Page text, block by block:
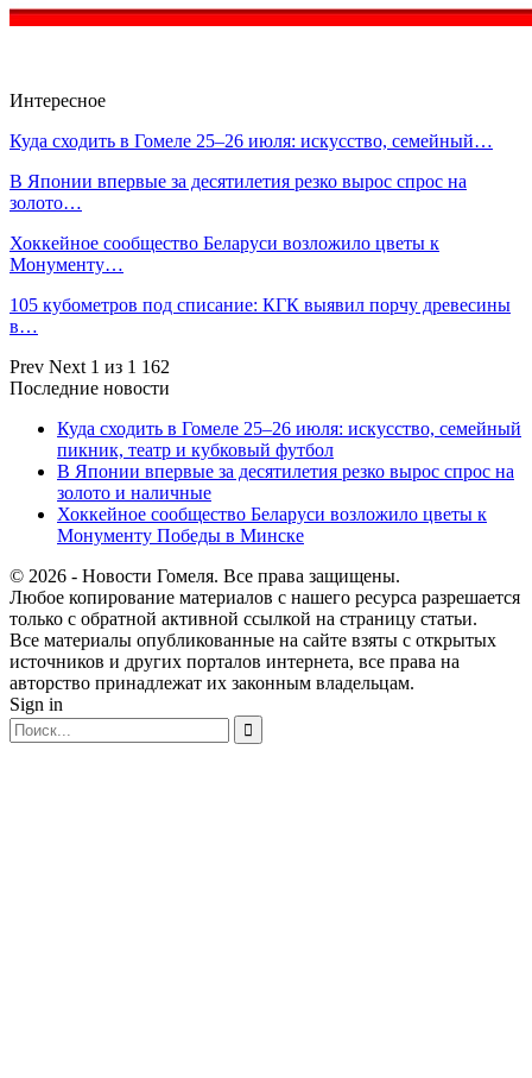
Интересное
Куда сходить в Гомеле 25–26 июля: искусство, семейный…
В Японии впервые за десятилетия резко вырос спрос на
золото…
Хоккейное сообщество Беларуси возложило цветы к
Монументу…
105 кубометров под списание: КГК выявил порчу древесины
в…
Prev Next 1 из 1 162
Последние новости
Куда сходить в Гомеле 25–26 июля: искусство, семейный
пикник, театр и кубковый футбол
В Японии впервые за десятилетия резко вырос спрос на
золото и наличные
Хоккейное сообщество Беларуси возложило цветы к
Монументу Победы в Минске
© 2026 - Новости Гомеля. Все права защищены.
Любое копирование материалов с нашего ресурса разрешается
только с обратной активной ссылкой на страницу статьи.
Все материалы опубликованные на сайте взяты с открытых
источников и других порталов интернета, все права на
авторство принадлежат их законным владельцам.
Sign in